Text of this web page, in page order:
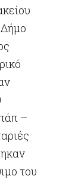
–
του